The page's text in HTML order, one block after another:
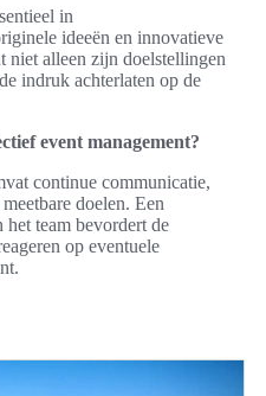
in
ideeën en innovatieve
niet alleen zijn doelstellingen
indruk achterlaten op de
event management?
continue communicatie,
doelen. Een
team bevordert de
op eventuele